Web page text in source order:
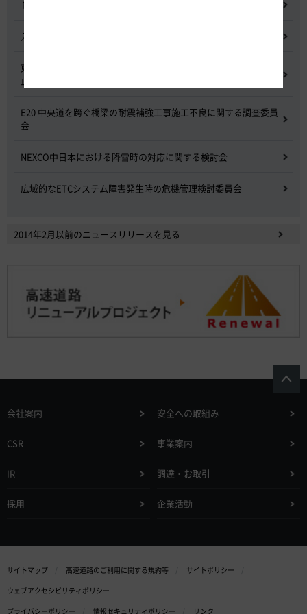
NEXCO中日本グループの経営上の課題と取組み
入札に係る不正行為に関する調査及び再発防止のための委員会
東名高速道路 中吉田高架橋 塗装塗替え工事による火災事故再発防
止委員会
E20 中央道を跨ぐ橋梁の耐震補強工事施工不良に関する調査委員
会
NEXCO中日本における降雪時の対応に関する検討会
広域的なETCシステム障害発生時の危機管理検討委員会
2014年2月以前のニュースリリースを見る
会社案内 安全への取組み
CSR 事業案内
IR 調達・お取引
採用 企業活動
サイトマップ 高速道路のご利用に関する規約等
サイトポリシー
ウェブアクセシビリティポリシー
プライバシーポリシー
情報セキュリティポリシー リンク